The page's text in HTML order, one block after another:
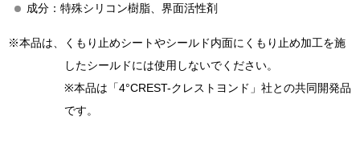
成分：特殊シリコン樹脂、界面活性剤
※本品は、くもり止めシートやシールド内面にくもり止め加工を施
したシールドには使用しないでください。
※本品は「4°CREST-クレストヨンド」社との共同開発品
です。